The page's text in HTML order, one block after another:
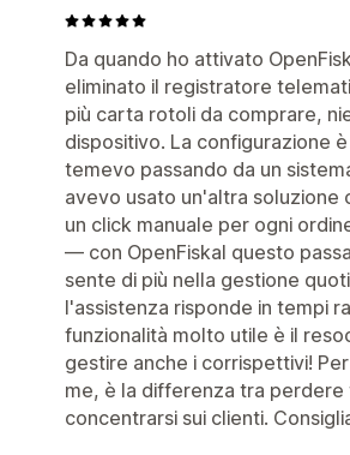
Da quando ho attivato
eliminato il registratore
più carta rotoli da comprare,
dispositivo. La configurazione
temevo passando da un
avevo usato un'altra soluzione
un click manuale per ogni
— con OpenFiskal questo
sente di più nella gestione
l'assistenza risponde in tempi
funzionalità molto utile è il
gestire anche i corrispettivi!
me, è la differenza tra
concentrarsi sui clienti.